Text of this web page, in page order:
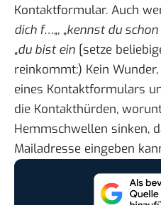
Kontaktformular. Auch
dich f…„, „kennst du
„du bist ein [setze
reinkommt:) Kein
eines Kontaktformulars
die Kontakthürden,
Hemmschwellen sinken,
Mailadresse eingeben